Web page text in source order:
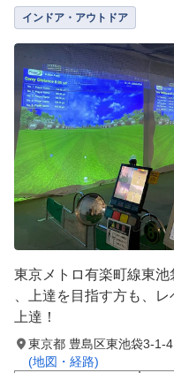
インドア・アウトドア
東京メトロ有楽町線東
、上達を目指す方も、
上達！
東京都 豊島区東池袋3-
(地図・経路)